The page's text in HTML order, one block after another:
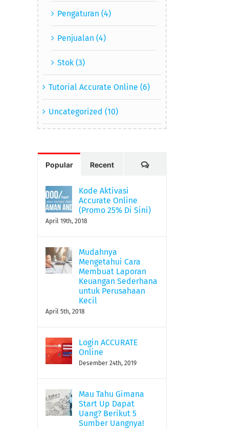
Cara Untuk Pindah PJAP
Pengaturan (4)
Penjualan (4)
Stok (3)
Tutorial Accurate Online (6)
Uncategorized (10)
Popular Recent Comments
Kode Aktivasi
Accurate Online
(Promo 25% Di Sini)
April 19th, 2018
Mudahnya
Mengetahui Cara
Membuat Laporan
Keuangan Sederhana
untuk Perusahaan
Kecil
April 5th, 2018
Login ACCURATE
Online
Desember 24th, 2019
Mau Tahu Gimana
Start Up Dapat
Uang? Berikut 5
Sumber Uangnya!